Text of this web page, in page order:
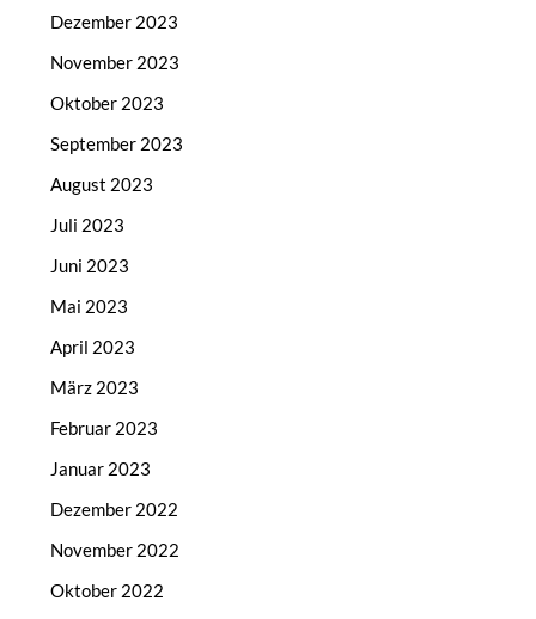
Dezember 2023
November 2023
Oktober 2023
September 2023
August 2023
Juli 2023
Juni 2023
Mai 2023
April 2023
März 2023
Februar 2023
Januar 2023
Dezember 2022
November 2022
Oktober 2022